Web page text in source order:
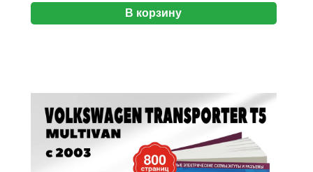
В корзину